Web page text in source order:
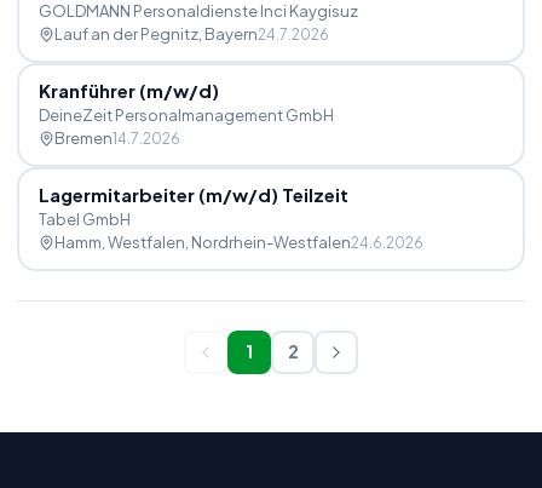
GOLDMANN Personaldienste Inci Kaygisuz
Lauf an der Pegnitz, Bayern24.7.2026
Kranführer (m/w/d)
DeineZeit Personalmanagement GmbH
Bremen14.7.2026
Lagermitarbeiter (m/w/d) Teilzeit
Tabel GmbH
Hamm, Westfalen , Nordrhein-Westfalen24.6.2026
1 2